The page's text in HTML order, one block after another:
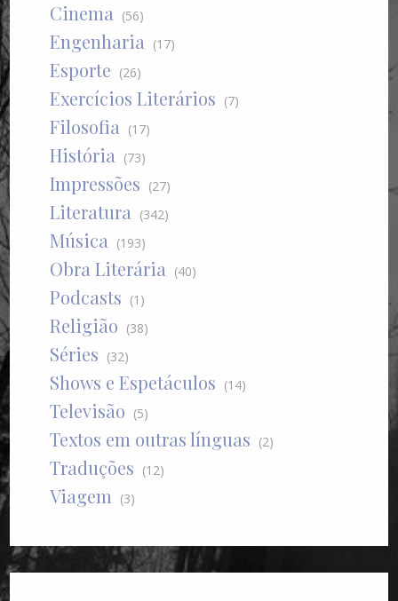
Cinema (56)
Engenharia (17)
Esporte (26)
Exercícios Literários (7)
Filosofia (17)
História (73)
Impressões (27)
Literatura (342)
Música (193)
Obra Literária (40)
Podcasts (1)
Religião (38)
Séries (32)
Shows e Espetáculos (14)
Televisão (5)
Textos em outras línguas (2)
Traduções (12)
Viagem (3)